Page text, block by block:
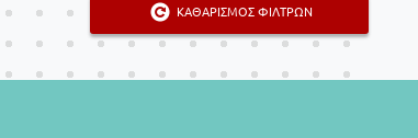
ΚΑΘΑΡΙΣΜΟΣ ΦΙΛΤΡΩΝ